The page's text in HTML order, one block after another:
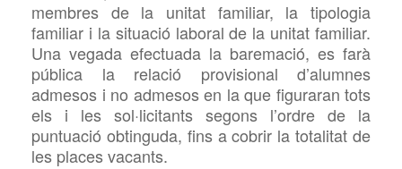
membres de la unitat familiar, la tipologia
familiar i la situació laboral de la unitat familiar.
Una vegada efectuada la baremació, es farà
pública la relació provisional d’alumnes
admesos i no admesos en la que figuraran tots
els i les sol·licitants segons l’ordre de la
puntuació obtinguda, fins a cobrir la totalitat de
les places vacants.